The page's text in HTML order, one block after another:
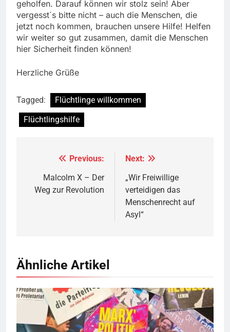
geholfen. Darauf können wir stolz sein! Aber
vergesst´s bitte nicht – auch die Menschen, die
jetzt noch kommen, brauchen unsere Hilfe! Helfen
wir weiter so gut zusammen, damit die Menschen
hier Sicherheit finden können!
Herzliche Grüße
Tagged:
Flüchtlinge willkommen
Flüchtlingshilfe
Beitragsnavigation
Previous:
Malcolm X – Der
Weg zur Revolution
Next:
„Wir Freiwillige
verteidigen das
Menschenrecht auf
Asyl“
Ähnliche Artikel
© linkswende.org,CC-BY-SA-1.0